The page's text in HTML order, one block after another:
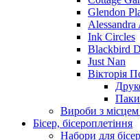
Glendon
Ink Circles
Blackbird
Just Nan
Вікторія
Паки
Вироби з
Бісер, бісероплетіння
Набори для